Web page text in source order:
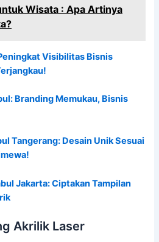
Wisata : Apa Artinya
Visibilitas Bisnis
Branding Memukau, Bisnis
Tangerang: Desain Unik Sesuai
Jakarta: Ciptakan Tampilan
Akrilik Laser